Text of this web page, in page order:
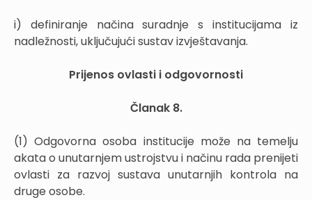
i) definiranje načina suradnje s institucijama iz
nadležnosti, uključujući sustav izvještavanja.
Prijenos ovlasti i odgovornosti
Članak 8.
(1) Odgovorna osoba institucije može na temelju
akata o unutarnjem ustrojstvu i načinu rada prenijeti
ovlasti za razvoj sustava unutarnjih kontrola na
druge osobe.